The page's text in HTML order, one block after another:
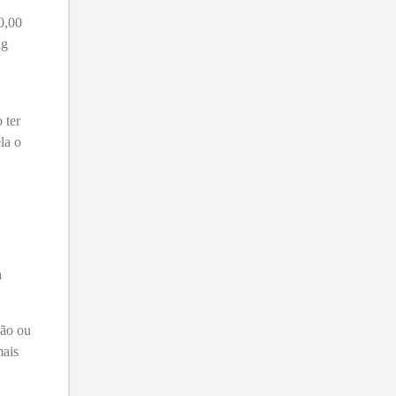
ter
o
ou